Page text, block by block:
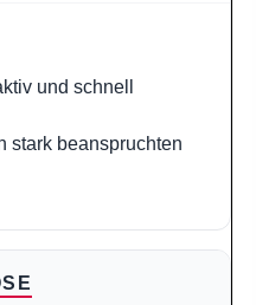
und schnell
stark beanspruchten